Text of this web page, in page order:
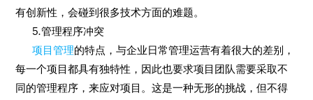
有创新性，会碰到很多技术方面的难题。
5.管理程序冲突
项目管理的特点，与企业日常管理运营有着很大的差别，
每一个项目都具有独特性，因此也要求项目团队需要采取不
同的管理程序，来应对项目。这是一种无形的挑战，但不得